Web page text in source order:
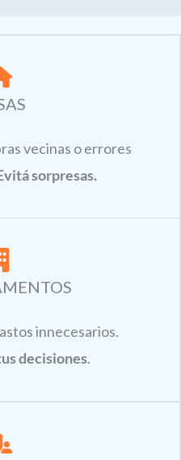
vecinas o errores
sorpresas.
innecesarios.
decisiones.